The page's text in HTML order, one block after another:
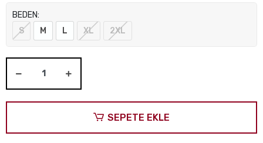
BEDEN:
S
M L XL 2XL
SEPETE EKLE